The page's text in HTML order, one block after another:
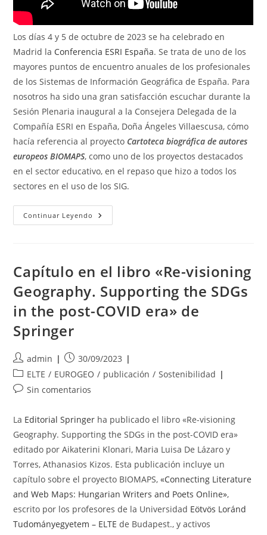
Los días 4 y 5 de octubre de 2023 se ha celebrado en
Madrid la Conferencia ESRI España. Se trata de uno de los
mayores puntos de encuentro anuales de los profesionales
de los Sistemas de Información Geográfica de España. Para
nosotros ha sido una gran satisfacción escuchar durante la
Sesión Plenaria inaugural a la Consejera Delegada de la
Compañía ESRI en España, Doña Ángeles Villaescusa, cómo
hacía referencia al proyecto Cartoteca biográfica de autores
europeos BIOMAPS, como uno de los proyectos destacados
en el sector educativo, en el repaso que hizo a todos los
sectores en el uso de los SIG.
Continuar Leyendo Sesión
Plenaria
España
2023
Capítulo en el libro «Re-visioning
Geography. Supporting the SDGs
in the post-COVID era» de
Springer
Autor
de
la
entrada:
admin
Publicación
de
entrada:
30/09/2023
Categoría
de
ELTE / EUROGEO / publicación / Sostenibilidad
Comentarios
la
entrada:
Sin comentarios
La Editorial Springer ha publicado el libro «Re-visioning
Geography. Supporting the SDGs in the post-COVID era»
editado por Aikaterini Klonari, Maria Luisa De Lázaro y
Torres, Athanasios Kizos. Esta publicación incluye un
capítulo sobre el proyecto BIOMAPS,«Connecting Literature
and Web Maps: Hungarian Writers and Poets Online»,
escrito por los profesores de la Universidad Eötvös Loránd
Tudományegyetem – ELTE de Budapest., y activos